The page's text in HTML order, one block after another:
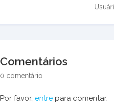
Comentários
0 comentário
Por favor, entre para comentar.